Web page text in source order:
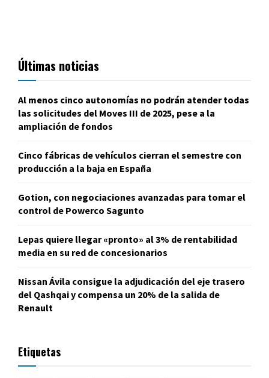
Últimas noticias
Al menos cinco autonomías no podrán atender todas
las solicitudes del Moves III de 2025, pese a la
ampliación de fondos
Cinco fábricas de vehículos cierran el semestre con
producción a la baja en España
Gotion, con negociaciones avanzadas para tomar el
control de Powerco Sagunto
Lepas quiere llegar «pronto» al 3% de rentabilidad
media en su red de concesionarios
Nissan Ávila consigue la adjudicación del eje trasero
del Qashqai y compensa un 20% de la salida de
Renault
Etiquetas